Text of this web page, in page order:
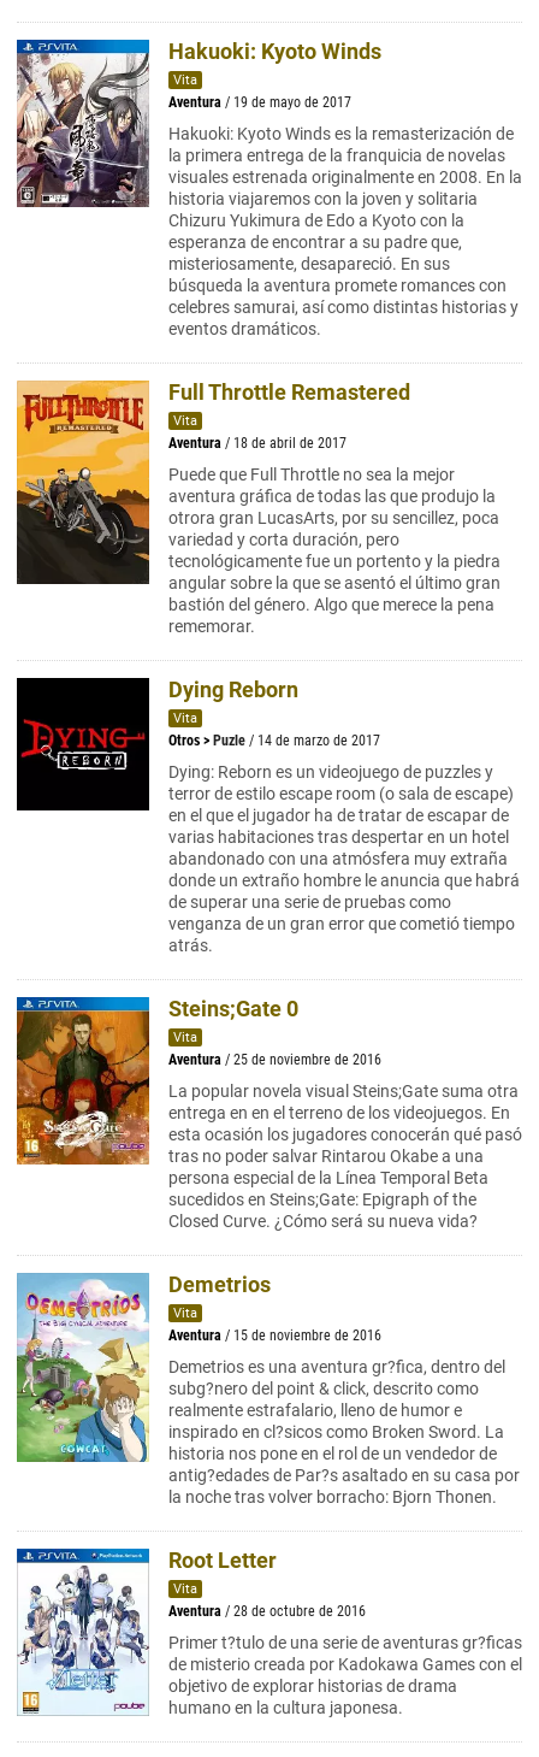
Hakuoki: Kyoto Winds
Vita
Aventura / 19 de mayo de 2017
Hakuoki: Kyoto Winds es la remasterización de
la primera entrega de la franquicia de novelas
visuales estrenada originalmente en 2008. En la
historia viajaremos con la joven y solitaria
Chizuru Yukimura de Edo a Kyoto con la
esperanza de encontrar a su padre que,
misteriosamente, desapareció. En sus
búsqueda la aventura promete romances con
celebres samurai, así como distintas historias y
eventos dramáticos.
Full Throttle Remastered
Vita
Aventura / 18 de abril de 2017
Puede que Full Throttle no sea la mejor
aventura gráfica de todas las que produjo la
otrora gran LucasArts, por su sencillez, poca
variedad y corta duración, pero
tecnológicamente fue un portento y la piedra
angular sobre la que se asentó el último gran
bastión del género. Algo que merece la pena
rememorar.
Dying Reborn
Vita
Otros > Puzle / 14 de marzo de 2017
Dying: Reborn es un videojuego de puzzles y
terror de estilo escape room (o sala de escape)
en el que el jugador ha de tratar de escapar de
varias habitaciones tras despertar en un hotel
abandonado con una atmósfera muy extraña
donde un extraño hombre le anuncia que habrá
de superar una serie de pruebas como
venganza de un gran error que cometió tiempo
atrás.
Steins;Gate 0
Vita
Aventura / 25 de noviembre de 2016
La popular novela visual Steins;Gate suma otra
entrega en en el terreno de los videojuegos. En
esta ocasión los jugadores conocerán qué pasó
tras no poder salvar Rintarou Okabe a una
persona especial de la Línea Temporal Beta
sucedidos en Steins;Gate: Epigraph of the
Closed Curve. ¿Cómo será su nueva vida?
Demetrios
Vita
Aventura / 15 de noviembre de 2016
Demetrios es una aventura gr?fica, dentro del
subg?nero del point & click, descrito como
realmente estrafalario, lleno de humor e
inspirado en cl?sicos como Broken Sword. La
historia nos pone en el rol de un vendedor de
antig?edades de Par?s asaltado en su casa por
la noche tras volver borracho: Bjorn Thonen.
Root Letter
Vita
Aventura / 28 de octubre de 2016
Primer t?tulo de una serie de aventuras gr?ficas
de misterio creada por Kadokawa Games con el
objetivo de explorar historias de drama
humano en la cultura japonesa.